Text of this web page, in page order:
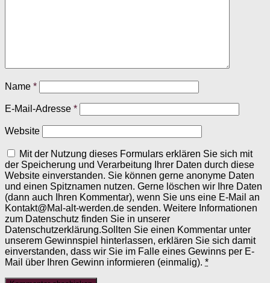
Name *
E-Mail-Adresse *
Website
Mit der Nutzung dieses Formulars erklären Sie sich mit
der Speicherung und Verarbeitung Ihrer Daten durch diese
Website einverstanden. Sie können gerne anonyme Daten
und einen Spitznamen nutzen. Gerne löschen wir Ihre Daten
(dann auch Ihren Kommentar), wenn Sie uns eine E-Mail an
Kontakt@Mal-alt-werden.de senden. Weitere Informationen
zum Datenschutz finden Sie in unserer
Datenschutzerklärung.Sollten Sie einen Kommentar unter
unserem Gewinnspiel hinterlassen, erklären Sie sich damit
einverstanden, dass wir Sie im Falle eines Gewinns per E-
Mail über Ihren Gewinn informieren (einmalig). *